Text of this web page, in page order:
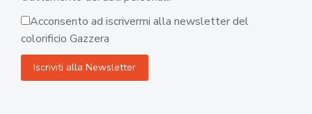
Acconsento ad iscrivermi alla newsletter del
colorificio Gazzera